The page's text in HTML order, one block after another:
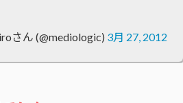
さん (@mediologic) 3月 27, 2012